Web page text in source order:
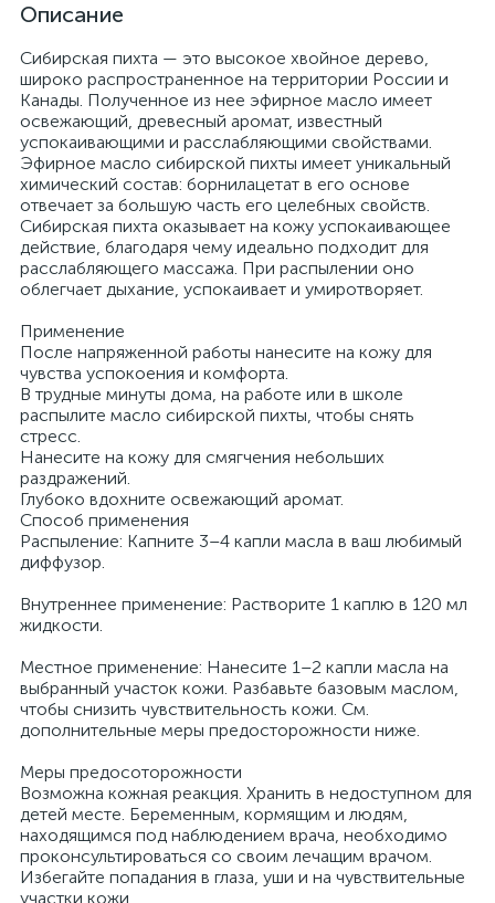
Описание
Сибирская пихта — это высокое хвойное дерево,
широко распространенное на территории России и
Канады. Полученное из нее эфирное масло имеет
освежающий, древесный аромат, известный
успокаивающими и расслабляющими свойствами.
Эфирное масло сибирской пихты имеет уникальный
химический состав: борнилацетат в его основе
отвечает за большую часть его целебных свойств.
Сибирская пихта оказывает на кожу успокаивающее
действие, благодаря чему идеально подходит для
расслабляющего массажа. При распылении оно
облегчает дыхание, успокаивает и умиротворяет.
Применение
После напряженной работы нанесите на кожу для
чувства успокоения и комфорта.
В трудные минуты дома, на работе или в школе
распылите масло сибирской пихты, чтобы снять
стресс.
Нанесите на кожу для смягчения небольших
раздражений.
Глубоко вдохните освежающий аромат.
Способ применения
Распыление: Капните 3–4 капли масла в ваш любимый
диффузор.
Внутреннее применение: Растворите 1 каплю в 120 мл
жидкости.
Местное применение: Нанесите 1–2 капли масла на
выбранный участок кожи. Разбавьте базовым маслом,
чтобы снизить чувствительность кожи. См.
дополнительные меры предосторожности ниже.
Меры предосоторожности
Возможна кожная реакция. Хранить в недоступном для
детей месте. Беременным, кормящим и людям,
находящимся под наблюдением врача, необходимо
проконсультироваться со своим лечащим врачом.
Избегайте попадания в глаза, уши и на чувствительные
участки кожи.